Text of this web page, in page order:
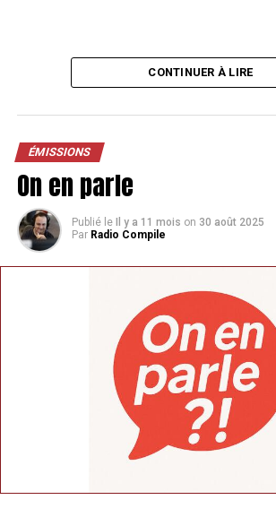
CONTINUER À LIRE
ÉMISSIONS
On en parle
Publié le Il y a 11 mois on 30 août 2025
Par Radio Compile